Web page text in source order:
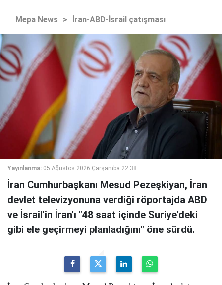
Mepa News > İran-ABD-İsrail çatışması
Yayınlanma: 05 Ağustos 2026 Çarşamba 22:38
İran Cumhurbaşkanı Mesud Pezeşkiyan, İran
devlet televizyonuna verdiği röportajda ABD
ve İsrail'in İran'ı "48 saat içinde Suriye'deki
gibi ele geçirmeyi planladığını" öne sürdü.